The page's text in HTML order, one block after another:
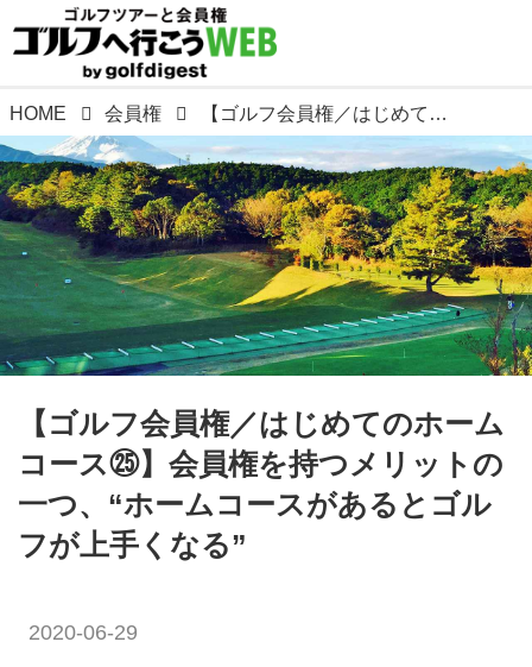
HOME 会員権 【ゴルフ会員権／はじめてのホームコース㉕】会員権を持つメリットの一つ、“ホームコースがあるとゴルフが上手くなる”
【ゴルフ会員権／はじめてのホーム
コース㉕】会員権を持つメリットの
一つ、“ホームコースがあるとゴル
フが上手くなる”
2020-06-29